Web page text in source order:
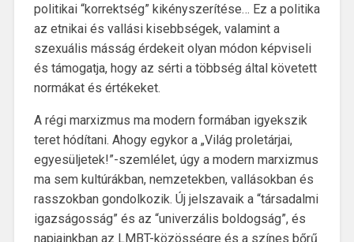
politikai “korrektség” kikényszerítése… Ez a politika
az etnikai és vallási kisebbségek, valamint a
szexuális másság érdekeit olyan módon képviseli
és támogatja, hogy az sérti a többség által követett
normákat és értékeket.
A régi marxizmus ma modern formában igyekszik
teret hódítani. Ahogy egykor a „Világ proletárjai,
egyesüljetek!”-szemlélet, úgy a modern marxizmus
ma sem kultúrákban, nemzetekben, vallásokban és
rasszokban gondolkozik. Új jelszavaik a “társadalmi
igazságosság” és az “univerzális boldogság”, és
napjainkban az LMBT-közösségre és a színes bőrű